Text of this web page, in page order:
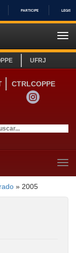
PARTICIPE
UFRJ
CTRLCOPPE
INSTAGRAM
» 2005